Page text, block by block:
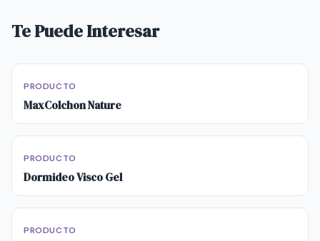
Te Puede Interesar
PRODUCTO
MaxColchon Nature
PRODUCTO
Dormideo Visco Gel
PRODUCTO